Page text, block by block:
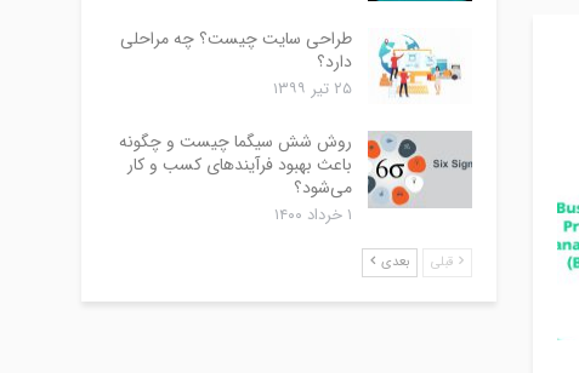
طراحی سایت چیست؟ چه مراحلی
دارد؟
۲۵ تیر ۱۳۹۹
روش شش سیگما چیست و چگونه
باعث بهبود فرآیندهای کسب و کار
می‌شود؟
۱ خرداد ۱۴۰۰
قبلی بعدی